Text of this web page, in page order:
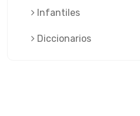
Infantiles
Diccionarios